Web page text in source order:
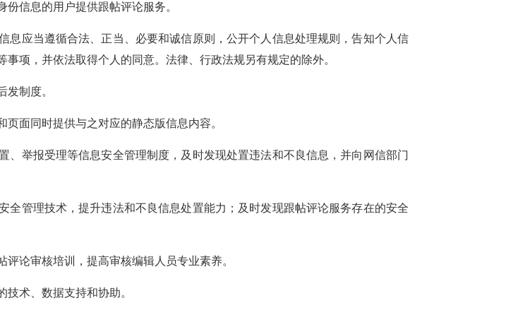
信息的用户提供跟帖评论服务。
息应当遵循合法、正当、必要和诚信原则，公开个人信息处理规则，告知个人信
项，并依法取得个人的同意。法律、行政法规另有规定的除外。
发制度。
页面同时提供与之对应的静态版信息内容。
、举报受理等信息安全管理制度，及时发现处置违法和不良信息，并向网信部门
全管理技术，提升违法和不良信息处置能力；及时发现跟帖评论服务存在的安全
论审核培训，提高审核编辑人员专业素养。
技术、数据支持和协助。